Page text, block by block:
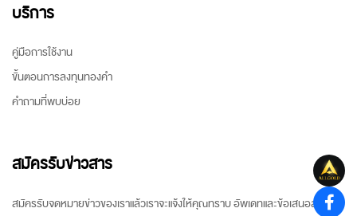
บริการ
คู่มือการใช้งาน
ขั้นตอนการลงทุนทองคำ
คำถามที่พบบ่อย
สมัครรับข่าวสาร
สมัครรับจดหมายข่าวของเราแล้วเราจะแจ้งให้คุณทราบ อัพเดทและข้อเสนอล่าสุด